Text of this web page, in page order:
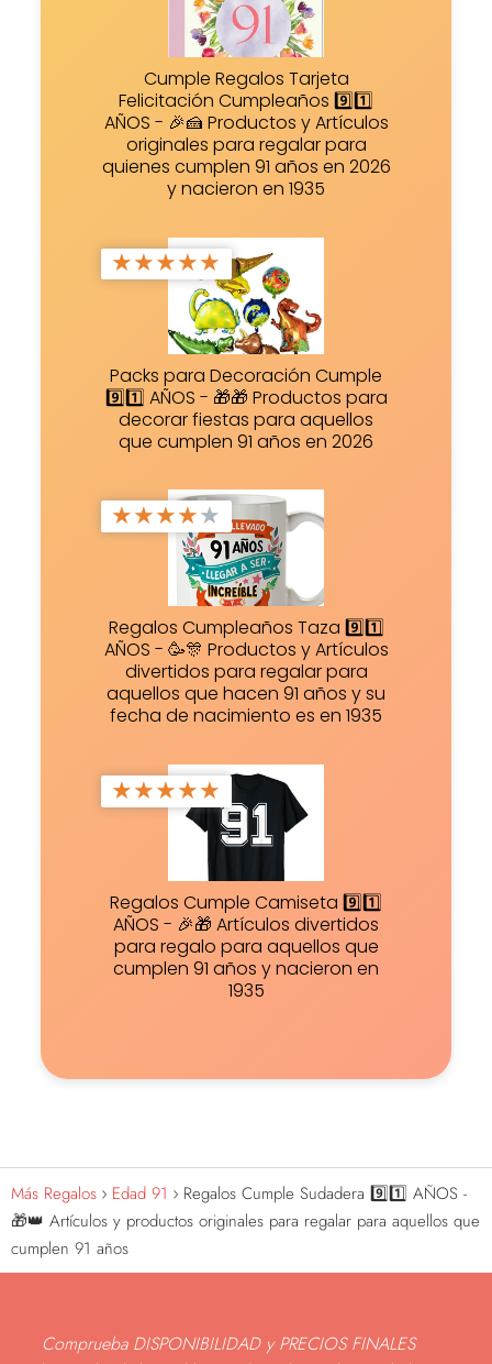
Cumple Regalos Tarjeta
Felicitación Cumpleaños 9️⃣1️⃣
AÑOS - 🎉🍰 Productos y Artículos
originales para regalar para
quienes cumplen 91 años en 2026
y nacieron en 1935
★★★★★
Packs para Decoración Cumple
9️⃣1️⃣ AÑOS - 🎁🎁 Productos para
decorar fiestas para aquellos
que cumplen 91 años en 2026
★★★★★
Regalos Cumpleaños Taza 9️⃣1️⃣
AÑOS - 🥳🎊 Productos y Artículos
divertidos para regalar para
aquellos que hacen 91 años y su
fecha de nacimiento es en 1935
★★★★★
Regalos Cumple Camiseta 9️⃣1️⃣
AÑOS - 🎉🎁 Artículos divertidos
para regalo para aquellos que
cumplen 91 años y nacieron en
1935
Más Regalos Edad 91
Regalos Cumple Sudadera 9️⃣1️⃣ AÑOS -
🎁👑 Artículos y productos originales para regalar para aquellos que
cumplen 91 años
Comprueba DISPONIBILIDAD y PRECIOS FINALES